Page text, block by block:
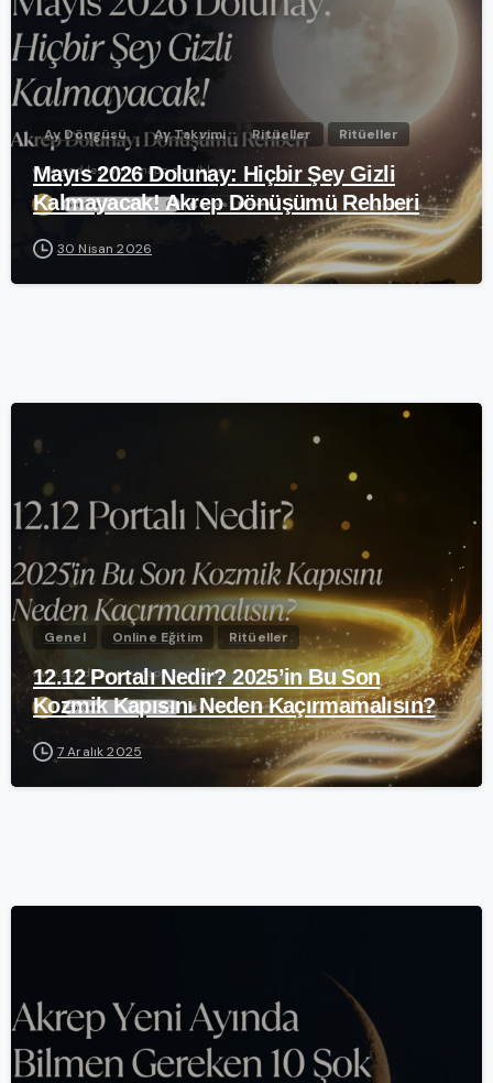
Ay Döngüsü Ay Takvimi Ritüeller Ritüeller
Mayıs 2026 Dolunay: Hiçbir Şey Gizli
Kalmayacak! Akrep Dönüşümü Rehberi
30 Nisan 2026
Genel Online Eğitim Ritüeller
12.12 Portalı Nedir? 2025’in Bu Son
Kozmik Kapısını Neden Kaçırmamalısın?
7 Aralık 2025